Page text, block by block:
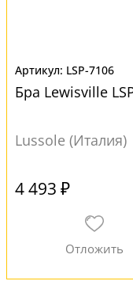
LSP-7106
Бра Lewisville
Lussole (Италия)
4 493 ₽